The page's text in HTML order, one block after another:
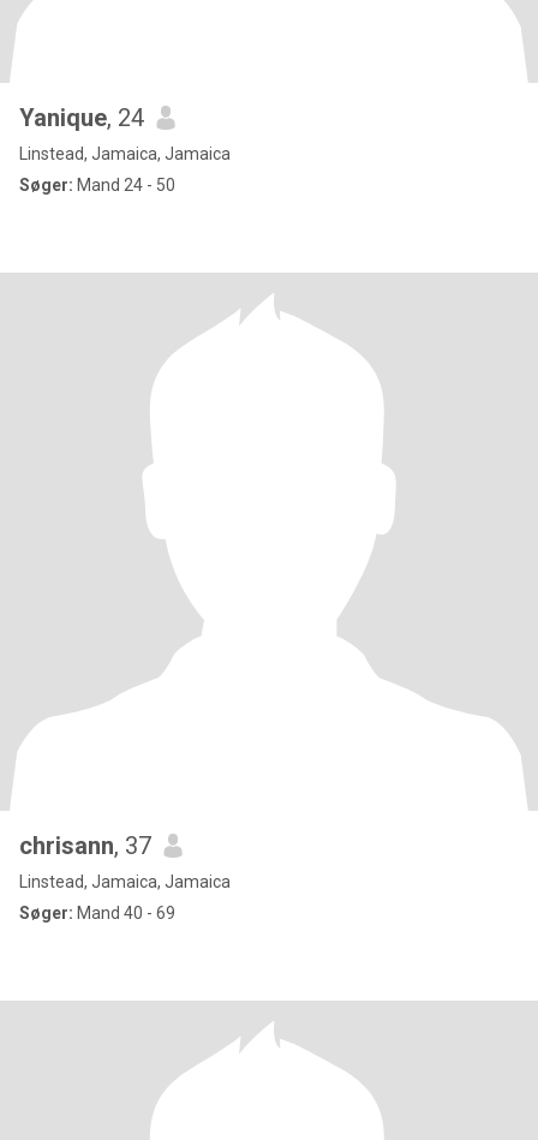
Yanique, 24
Linstead, Jamaica, Jamaica
Søger: Mand 24 - 50
chrisann, 37
Linstead, Jamaica, Jamaica
Søger: Mand 40 - 69